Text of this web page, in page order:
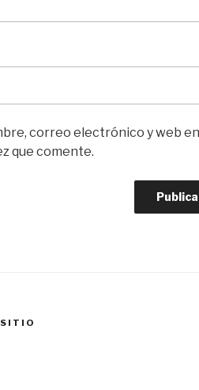
correo electrónico y web
que comente.